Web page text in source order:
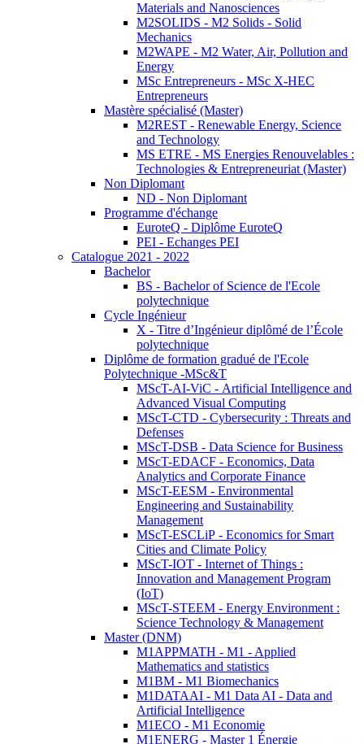
Materials and Nanosciences
M2SOLIDS - M2 Solids - Solid
Mechanics
M2WAPE - M2 Water, Air, Pollution and
Energy
MSc Entrepreneurs - MSc X-HEC
Entrepreneurs
Mastère spécialisé (Master)
M2REST - Renewable Energy, Science
and Technology
MS ETRE - MS Energies Renouvelables :
Technologies & Entrepreneuriat (Master)
Non Diplomant
ND - Non Diplomant
Programme d'échange
EuroteQ - Diplôme EuroteQ
PEI - Echanges PEI
Catalogue 2021 - 2022
Bachelor
BS - Bachelor of Science de l'Ecole
polytechnique
Cycle Ingénieur
X - Titre d’Ingénieur diplômé de l’École
polytechnique
Diplôme de formation gradué de l'Ecole
Polytechnique -MSc&T
MScT-AI-ViC - Artificial Intelligence and
Advanced Visual Computing
MScT-CTD - Cybersecurity : Threats and
Defenses
MScT-DSB - Data Science for Business
MScT-EDACF - Economics, Data
Analytics and Corporate Finance
MScT-EESM - Environmental
Engineering and Sustainability
Management
MScT-ESCLiP - Economics for Smart
Cities and Climate Policy
MScT-IOT - Internet of Things :
Innovation and Management Program
(IoT)
MScT-STEEM - Energy Environment :
Science Technology & Management
Master (DNM)
M1APPMATH - M1 - Applied
Mathematics and statistics
M1BM - M1 Biomechanics
M1DATAAI - M1 Data AI - Data and
Artificial Intelligence
M1ECO - M1 Economie
M1ENERG - Master 1 Énergie